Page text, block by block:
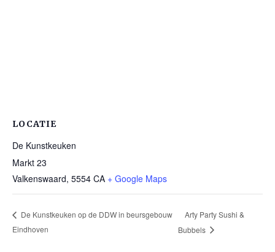
LOCATIE
De Kunstkeuken
Markt 23
Valkenswaard, 5554 CA + Google Maps
De Kunstkeuken op de DDW in beursgebouw
Eindhoven
Arty Party Sushi &
Bubbels